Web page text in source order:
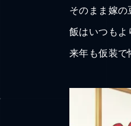
そのまま嫁
飯はいつもよ
来年も仮装で